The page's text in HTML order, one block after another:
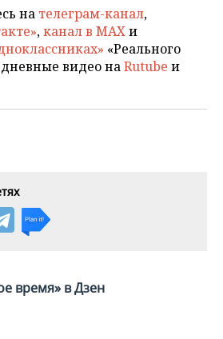
на телеграм-канал,
,канал в MAXи
«Реального
видео наRutube и
время» в Дзен